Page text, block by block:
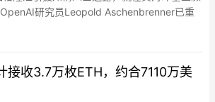
研究员Leopold Aschenbrenner已重
美元支持一家私营公司。这笔于周二完成的
在AI主题对冲基金Situational Awareness
接收3.7万枚ETH，约合7110万美